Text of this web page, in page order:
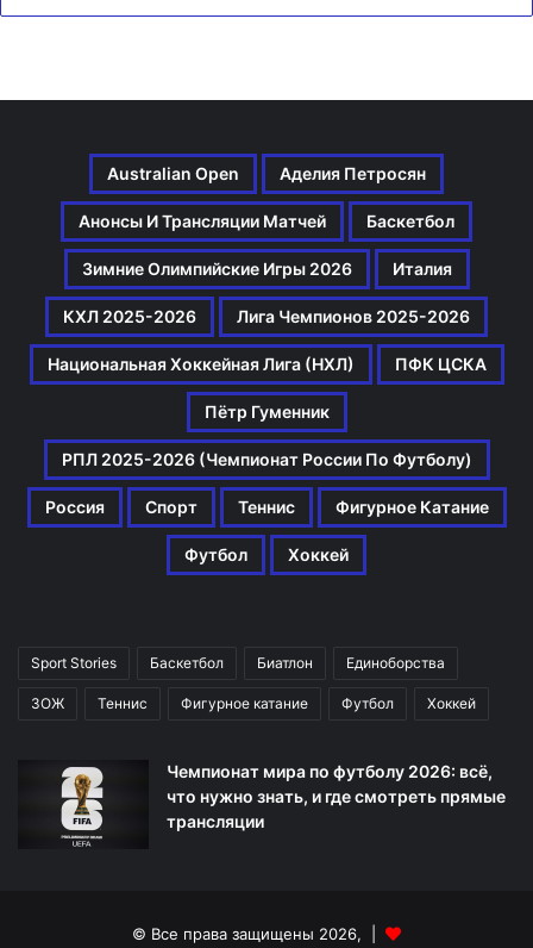
Australian Open Аделия Петросян
Анонсы И Трансляции Матчей Баскетбол
Зимние Олимпийские Игры 2026 Италия
КХЛ 2025-2026 Лига Чемпионов 2025-2026
Национальная Хоккейная Лига (НХЛ) ПФК ЦСКА
Пётр Гуменник
РПЛ 2025-2026 (Чемпионат России По Футболу)
Россия Спорт Теннис Фигурное Катание
Футбол Хоккей
Sport Stories Баскетбол Биатлон Единоборства
ЗОЖ Теннис Фигурное катание Футбол Хоккей
Чемпионат мира по футболу 2026: всё,
что нужно знать, и где смотреть прямые
трансляции
© Все права защищены 2026, |